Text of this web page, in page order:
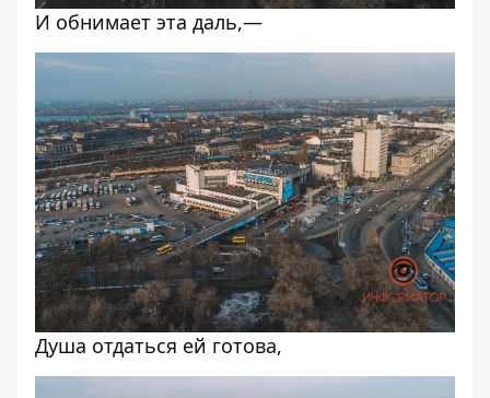
И обнимает эта даль,—
Душа отдаться ей готова,